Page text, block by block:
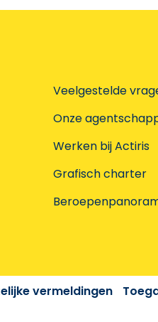
Veelgestelde
Onze
Werken bij Actiris
Grafisch charter
vermeldingen